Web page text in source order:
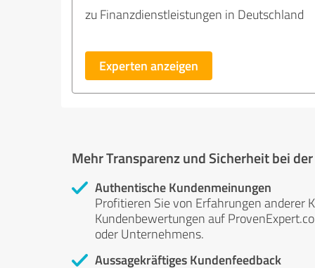
zu Finanzdienstleistungen in Deutschland
Experten anzeigen
Mehr Transparenz und Sicherheit bei
Authentische Kundenmeinungen
Profitieren Sie von Erfahrungen anderer
Kundenbewertungen auf
oder Unternehmens.
Aussagekräftiges Kundenfeedback